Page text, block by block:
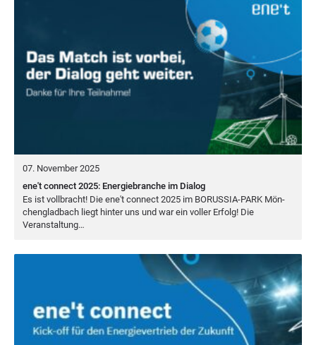
07. November 2025
ene't connect 2025: Energiebranche im Dialog
Es ist voll­bracht! Die ene't con­nect 2025 im BORUS­SIA-PARK Mön­
chen­glad­bach liegt hin­ter uns und war ein vol­ler Erfolg! Die
Veranstaltung…